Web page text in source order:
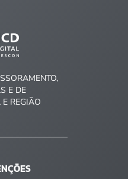
E DE
REGIÃO